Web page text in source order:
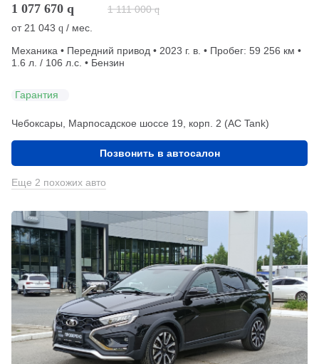
1 077 670 q 1 111 000 q
от 21 043 q / мес.
Механика • Передний привод • 2023 г. в. • Пробег: 59 256 км •
1.6 л. / 106 л.с. • Бензин
Гарантия
Чебоксары, Марпосадское шоссе 19, корп. 2 (АС Tank)
Позвонить в автосалон
Еще 2 похожих авто